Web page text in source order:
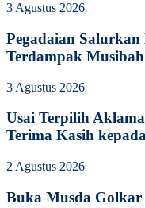
3 Agustus 2026
Pegadaian
Terdampak
3 Agustus 2026
Usai Terpilih
Terima Kasih
2 Agustus 2026
Buka Musda